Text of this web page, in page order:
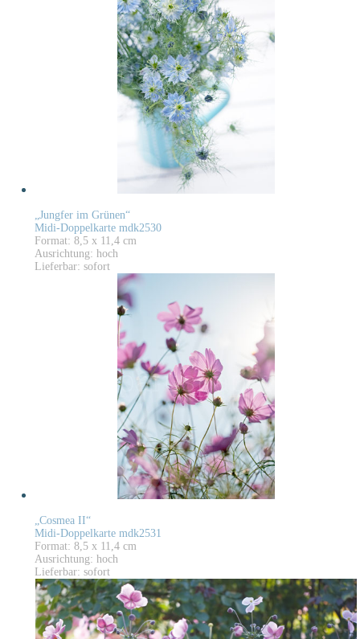
„Jungfer im Grünen“
Midi-Doppelkarte mdk2530
Format: 8,5 x 11,4 cm
Ausrichtung: hoch
Lieferbar: sofort
„Cosmea II“
Midi-Doppelkarte mdk2531
Format: 8,5 x 11,4 cm
Ausrichtung: hoch
Lieferbar: sofort